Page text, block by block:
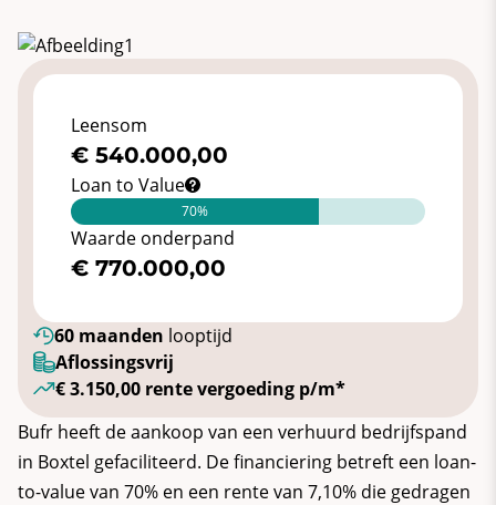
Leensom
€ 540.000,00
Loan to Value
70%
Waarde onderpand
€ 770.000,00
60 maanden looptijd
Aflossingsvrij
€ 3.150,00 rente vergoeding p/m*
Bufr heeft de aankoop van een verhuurd bedrijfspand
in Boxtel gefaciliteerd. De financiering betreft een loan-
to-value van 70% en een rente van 7,10% die gedragen